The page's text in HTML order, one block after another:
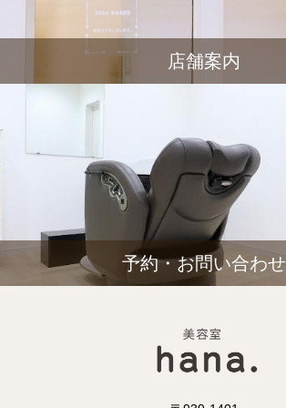
店舗案内
予約・お問い合わせ